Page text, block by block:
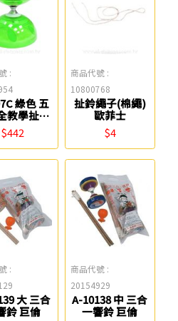
:
綠色 五
教學扯鈴
成功
$442
商品代號 :
10800768
扯鈴繩子(棉繩)
歐菲士
$4
:
大 三合
鈴 巨倫
商品代號 :
20154929
A-10138 中 三合
一響鈴 巨倫